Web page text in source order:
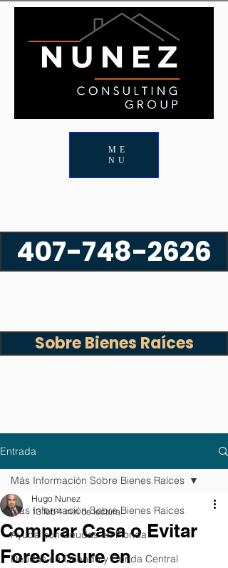
ME
NU
Sobre Bienes Raíces
407-748-2626
Entrada
Más Información Sobre Bienes Raíces
Ayuda con Deudas en Florida
Deudas en Orlando y Florida Central
Más Información Sobre Bienes Raíces
Comprar Casa o Evitar
Foreclosure en
Hugo Nunez
13 feb 4 min de lectura